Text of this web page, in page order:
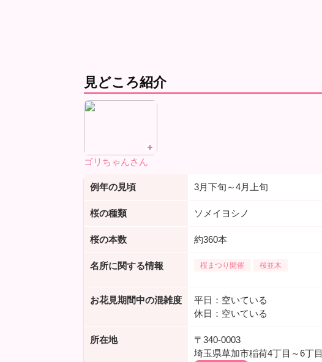
見どころ紹介
ゴリちゃんさん
例年の見頃 3月下旬～4月上旬
桜の種類 ソメイヨシノ
桜の本数 約360本
名所に関する情報 桜まつり開催 桜並木
お花見期間中の混雑度
平日：空いている
休日：空いている
所在地
〒340-0003
埼玉県草加市稲荷4丁目～6丁目